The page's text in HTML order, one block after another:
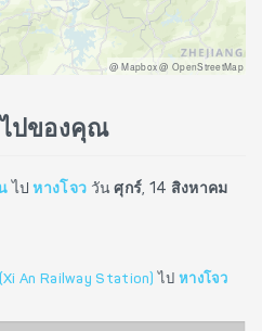
@ Mapbox @ OpenStreetMap
ไปของคุณ
ไปหางโจว วันศุกร์, 14 สิงหาคม
An Railway Station) ไป หางโจว